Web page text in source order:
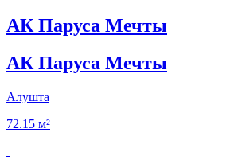
АК Паруса Мечты
АК Паруса Мечты
Алушта
72.15 м²